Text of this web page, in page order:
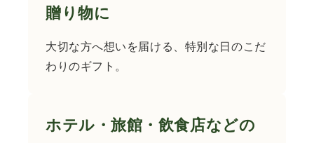
贈り物に
大切な方へ想いを届ける、特別な日のこだ
わりのギフト。
ホテル・旅館・飲食店などの